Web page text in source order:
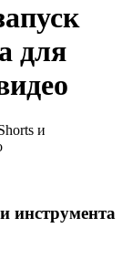
для
и
инструмента